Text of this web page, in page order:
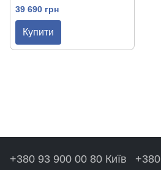
GB
39 690 грн
Купити
+380 93 900 00 80 Київ